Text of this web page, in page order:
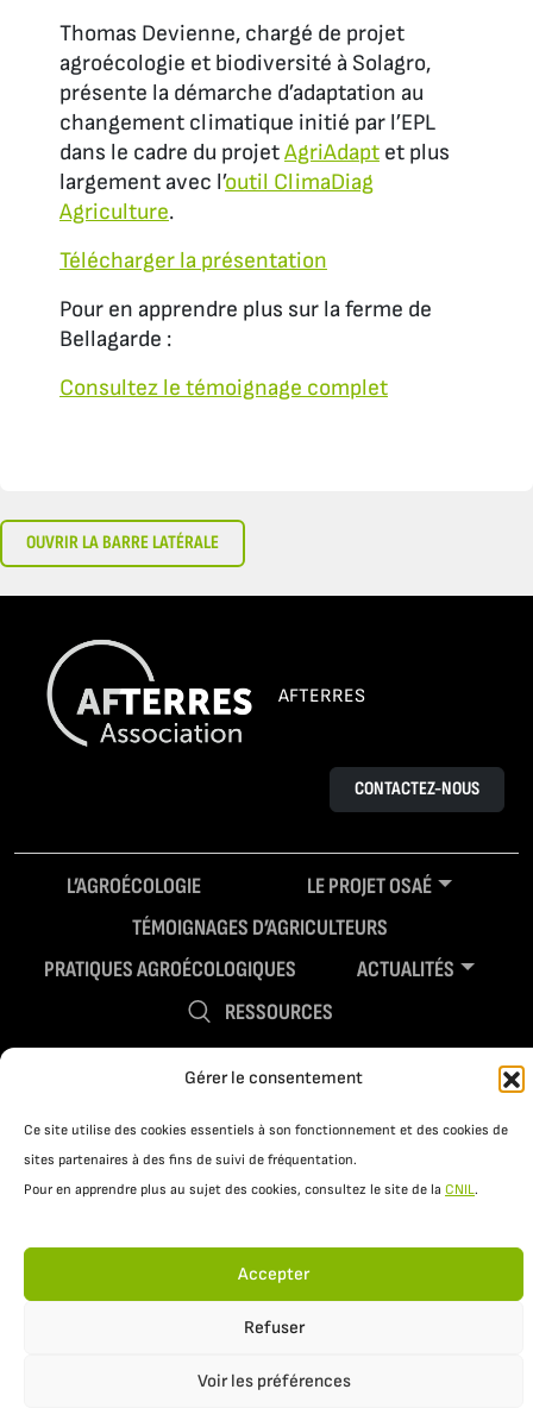
Gérer le consentement
Ce site utilise des cookies essentiels à son fonctionnement et des cookies de
sites partenaires à des fins de suivi de fréquentation.
Pour en apprendre plus au sujet des cookies, consultez le site de la CNIL.
Accepter
Refuser
Voir les préférences
Thomas Devienne, chargé de projet
agroécologie et biodiversité à Solagro,
présente la démarche d’adaptation au
changement climatique initié par l’EPL
dans le cadre du projetAgriAdapt et plus
largement avec l’outil ClimaDiag
Agriculture.
Télécharger la présentation
Pour en apprendre plus sur la ferme de
Bellagarde :
Consultez le témoignage complet
OUVRIR LA BARRE LATÉRALE
AFTERRES
CONTACTEZ-NOUS
L’AGROÉCOLOGIE
LE PROJET OSAÉ
TÉMOIGNAGES D’AGRICULTEURS
PRATIQUES AGROÉCOLOGIQUES
ACTUALITÉS
RESSOURCES
Politique de confidentialité